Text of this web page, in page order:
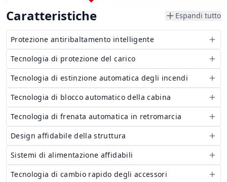
Caratteristiche Espandi tutto
Protezione antiribaltamento intelligente
Tecnologia di protezione del carico
Tecnologia di estinzione automatica degli incendi
Tecnologia di blocco automatico della cabina
Tecnologia di frenata automatica in retromarcia
Design affidabile della struttura
Sistemi di alimentazione affidabili
Tecnologia di cambio rapido degli accessori